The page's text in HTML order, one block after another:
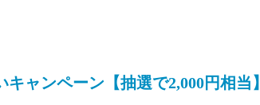
ャンペーン【抽選で2,000円相当】